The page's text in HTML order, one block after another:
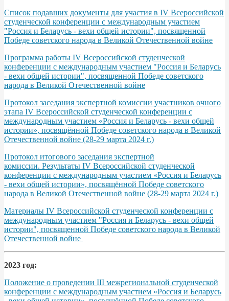
Список подавших документы для участия в IV Всероссийской
студенческой конференции с международным участием
"Россия и Беларусь - вехи общей истории", посвященной
Победе советского народа в Великой Отечественной войне
Программа работы IV Всероссийской студенческой
конференции с международным участием "Россия и Беларусь
- вехи общей истории", посвященной Победе советского
народа в Великой Отечественной войне
Протокол заседания экспертной комиссии участников очного
этапа IV Всероссийской студенческой конференции с
международным участием «Россия и Беларусь - вехи общей
истории», посвящённой Победе советского народа в Великой
Отечественной войне (28-29 марта 2024 г.)
Протокол итогового заседания экспертной
комиссии. Результаты IV Всероссийской студенческой
конференции с международным участием «Россия и Беларусь
- вехи общей истории», посвящённой Победе советского
народа в Великой Отечественной войне (28-29 марта 2024 г.)
Материалы IV Всероссийской студенческой конференции с
международным участием "Россия и Беларусь - вехи общей
истории", посвященной Победе советского народа в Великой
Отечественной войне
2023 год:
Положение о проведении III межрегиональной студенческой
конференции с международным участием «Россия и Беларусь